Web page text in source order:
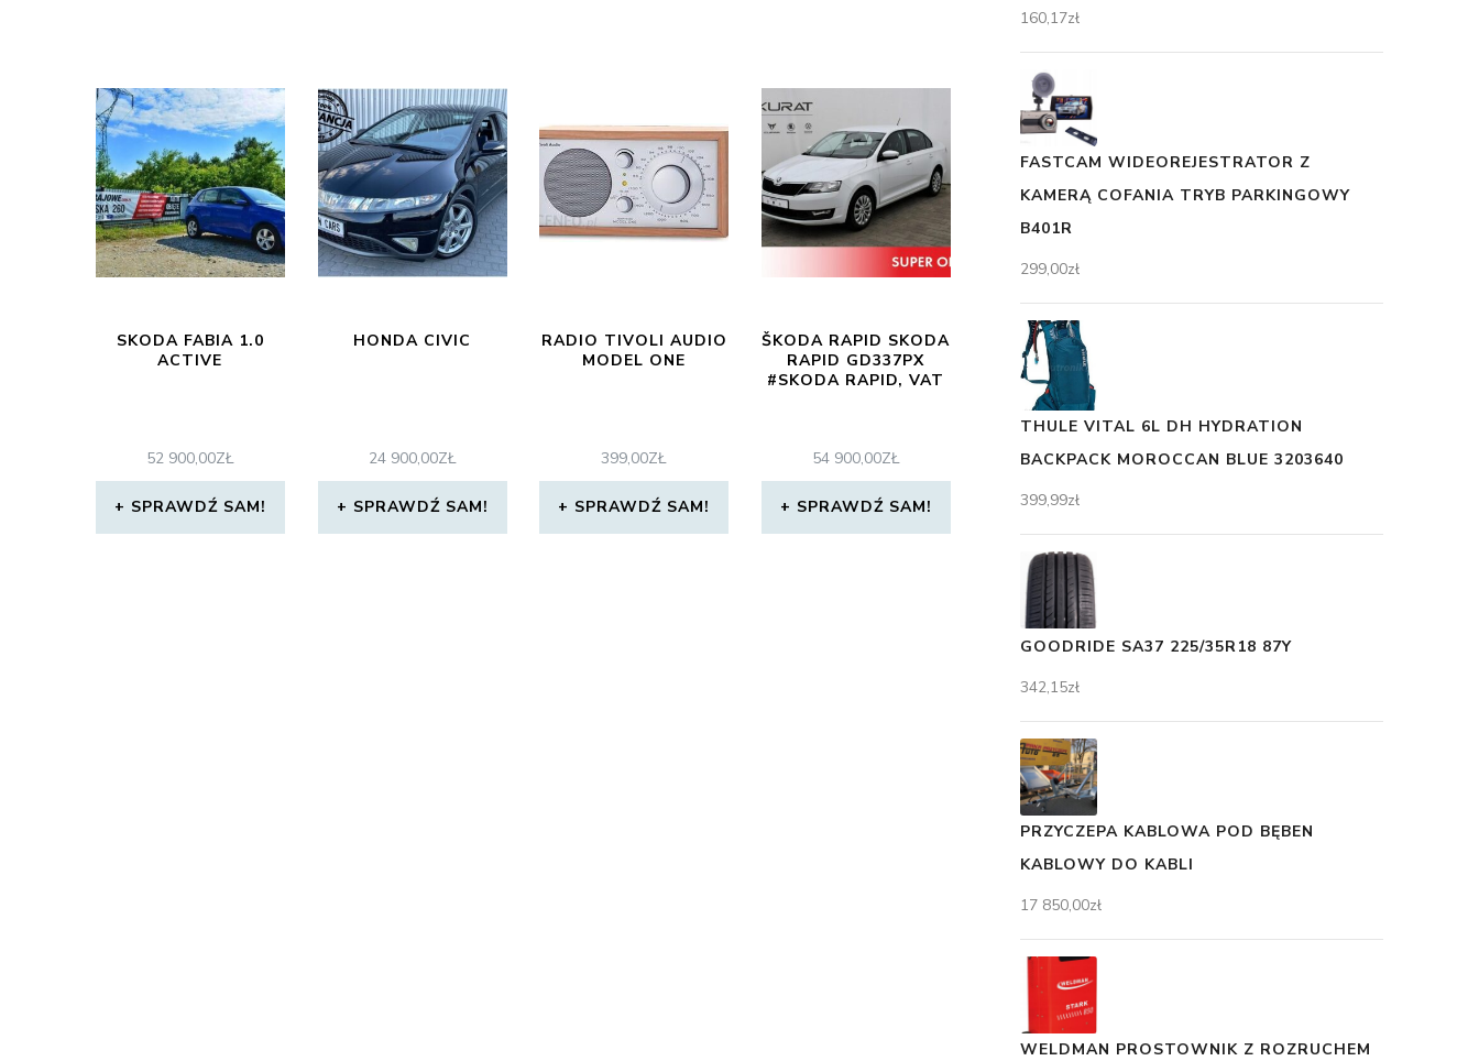
SKODA FABIA 1.0
ACTIVE
52 900,00ZŁ
SPRAWDŹ SAM!
HONDA CIVIC
24 900,00ZŁ
SPRAWDŹ SAM!
RADIO TIVOLI AUDIO
MODEL ONE
399,00ZŁ
SPRAWDŹ SAM!
ŠKODA RAPID SKODA
RAPID GD337PX
#SKODA RAPID, VAT
54 900,00ZŁ
SPRAWDŹ SAM!
160,17zł
FASTCAM WIDEOREJESTRATOR Z
KAMERĄ COFANIA TRYB PARKINGOWY
B401R
299,00zł
THULE VITAL 6L DH HYDRATION
BACKPACK MOROCCAN BLUE 3203640
399,99zł
GOODRIDE SA37 225/35R18 87Y
342,15zł
PRZYCZEPA KABLOWA POD BĘBEN
KABLOWY DO KABLI
17 850,00zł
WELDMAN PROSTOWNIK Z ROZRUCHEM